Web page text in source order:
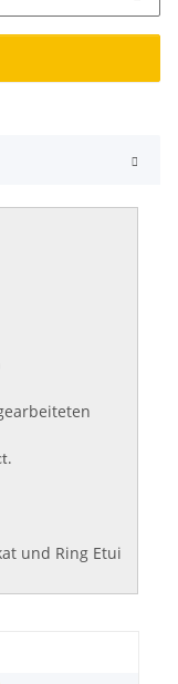
und Ring Etui